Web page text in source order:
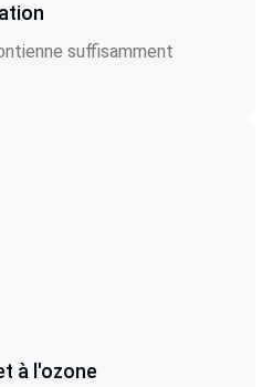
suffisamment
à l'ozone